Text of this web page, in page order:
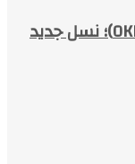
معرفی کرکره فولادی اوکر (OKER)؛ نسل جدید